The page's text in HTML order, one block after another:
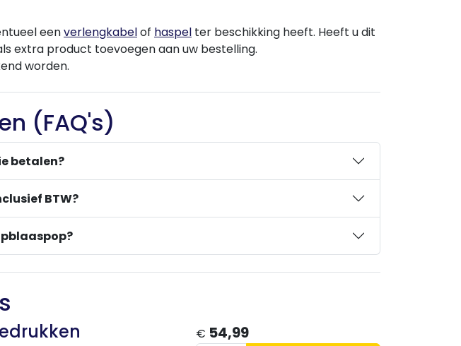
eenverlengkabelof haspel ter beschikking heeft. Heeft u dit
extra product toevoegen aan uw bestelling.
worden.
(FAQ's)
betalen?
BTW?
€ 54,99